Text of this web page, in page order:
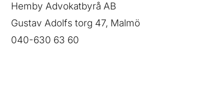
Hemby Advokatbyrå AB
Gustav Adolfs torg 47, Malmö
040-630 63 60